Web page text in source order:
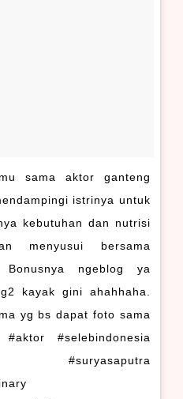
sama aktor ganteng
istrinya untuk
kebutuhan dan nutrisi
menyusui bersama
Bonusnya ngeblog ya
kayak gini ahahhaha.
yg bs dapat foto sama
#selebindonesia